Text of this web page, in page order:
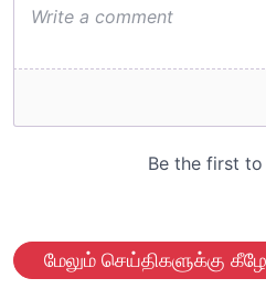
மேலும் செய்திகளுக்கு